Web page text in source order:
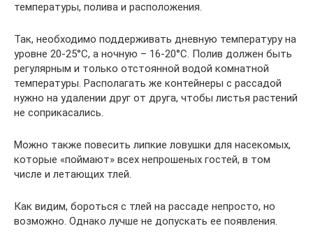
температуры, полива и расположения.
Так, необходимо поддерживать дневную температуру на
уровне 20-25°С, а ночную – 16-20°С. Полив должен быть
регулярным и только отстоянной водой комнатной
температуры. Располагать же контейнеры с рассадой
нужно на удалении друг от друга, чтобы листья растений
не соприкасались.
Можно также повесить липкие ловушки для насекомых,
которые «поймают» всех непрошеных гостей, в том
числе и летающих тлей.
Как видим, бороться с тлей на рассаде непросто, но
возможно. Однако лучше не допускать ее появления.